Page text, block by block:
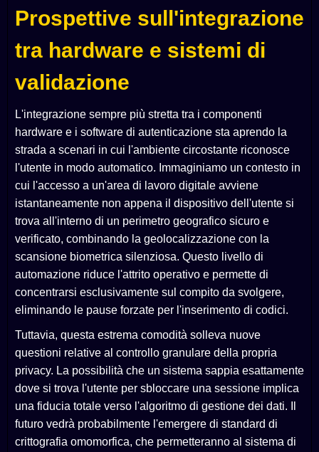
Prospettive sull'integrazione
tra hardware e sistemi di
validazione
L'integrazione sempre più stretta tra i componenti
hardware e i software di autenticazione sta aprendo la
strada a scenari in cui l'ambiente circostante riconosce
l'utente in modo automatico. Immaginiamo un contesto in
cui l'accesso a un'area di lavoro digitale avviene
istantaneamente non appena il dispositivo dell'utente si
trova all'interno di un perimetro geografico sicuro e
verificato, combinando la geolocalizzazione con la
scansione biometrica silenziosa. Questo livello di
automazione riduce l'attrito operativo e permette di
concentrarsi esclusivamente sul compito da svolgere,
eliminando le pause forzate per l'inserimento di codici.
Tuttavia, questa estrema comodità solleva nuove
questioni relative al controllo granulare della propria
privacy. La possibilità che un sistema sappia esattamente
dove si trova l'utente per sbloccare una sessione implica
una fiducia totale verso l'algoritmo di gestione dei dati. Il
futuro vedrà probabilmente l'emergere di standard di
crittografia omomorfica, che permetteranno al sistema di